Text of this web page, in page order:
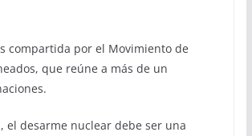
compartida por el Movimiento de
que reúne a más de un
el desarme nuclear debe ser una